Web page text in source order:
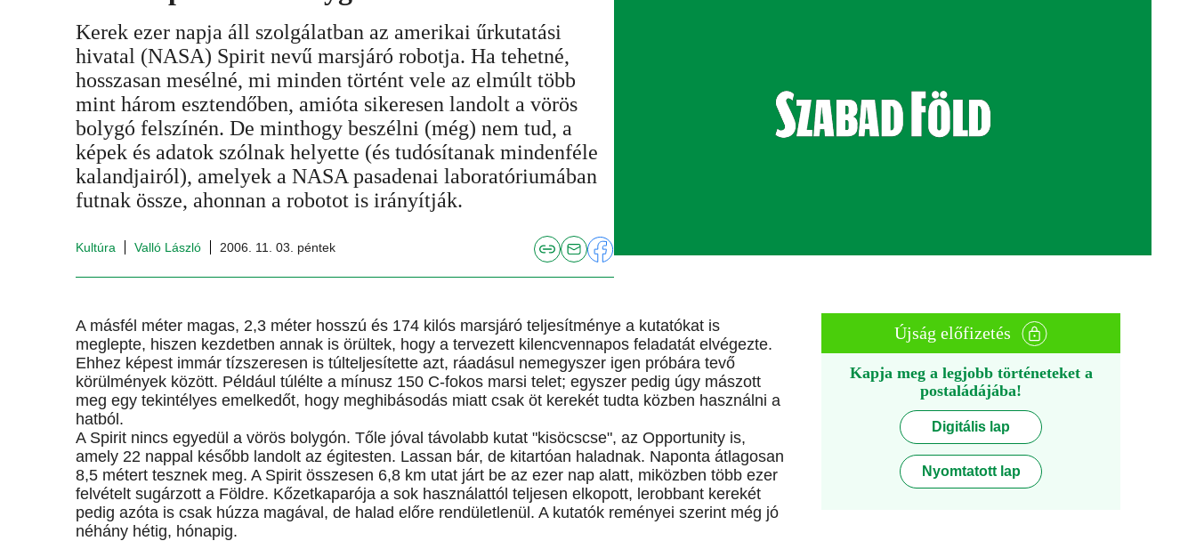
Kerek ezer napja áll szolgálatban az amerikai űrkutatási
hivatal (NASA) Spirit nevű marsjáró robotja. Ha tehetné,
hosszasan mesélné, mi minden történt vele az elmúlt több
mint három esztendőben, amióta sikeresen landolt a vörös
bolygó felszínén. De minthogy beszélni (még) nem tud, a
képek és adatok szólnak helyette (és tudósítanak mindenféle
kalandjairól), amelyek a NASA pasadenai laboratóriumában
futnak össze, ahonnan a robotot is irányítják.
Kultúra Valló László 2006. 11. 03. péntek
A másfél méter magas, 2,3 méter hosszú és 174 kilós marsjáró teljesítménye a kutatókat is
meglepte, hiszen kezdetben annak is örültek, hogy a tervezett kilencvennapos feladatát elvégezte.
Ehhez képest immár tízszeresen is túlteljesítette azt, ráadásul nemegyszer igen próbára tevő
körülmények között. Például túlélte a mínusz 150 C-fokos marsi telet; egyszer pedig úgy mászott
meg egy tekintélyes emelkedőt, hogy meghibásodás miatt csak öt kerekét tudta közben használni a
hatból.
A Spirit nincs egyedül a vörös bolygón. Tőle jóval távolabb kutat "kisöcscse", az Opportunity is,
amely 22 nappal később landolt az égitesten. Lassan bár, de kitartóan haladnak. Naponta átlagosan
8,5 métert tesznek meg. A Spirit összesen 6,8 km utat járt be az ezer nap alatt, miközben több ezer
felvételt sugárzott a Földre. Kőzetkaparója a sok használattól teljesen elkopott, lerobbant kerekét
pedig azóta is csak húzza magával, de halad előre rendületlenül. A kutatók reményei szerint még jó
néhány hétig, hónapig.
Újság előfizetés
Kapja meg a legjobb történeteket a
postaládájába!
Digitális lap
Nyomtatott lap